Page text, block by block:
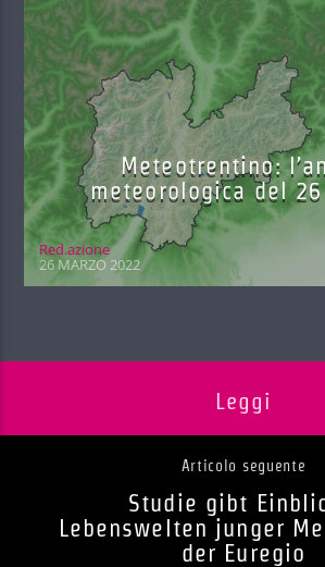
Meteotrentino:
meteorologica del
Red.azione
26 MARZO 2022
Leggi
Articolo seguente
Studie gibt
Lebenswelten junger
der Euregio